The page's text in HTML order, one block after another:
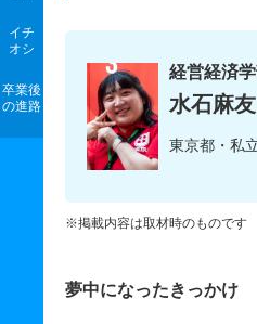
イチ
オシ
卒業後
の進路
経営経済
水石麻
東京都・私
※掲載内容は取材時のものです
夢中になったきっかけ